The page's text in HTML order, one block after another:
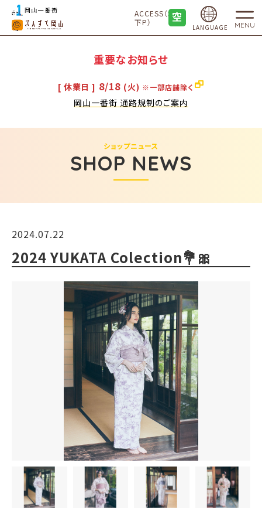
ACCESS（地
下P）
LANGUAGE MENU
重要なお知らせ
[ 休業日 ] 8/18 (火) ※一部店舗除く
岡山一番街 通路規制のご案内
SHOP NEWS
ショップニュース
2024.07.22
2024 YUKATA Colection💐🎀